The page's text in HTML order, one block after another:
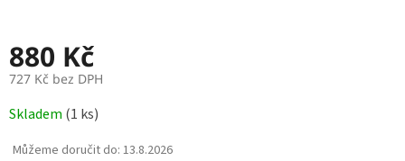
880 Kč
727 Kč bez DPH
cena:
Skladem (1 ks)
Můžeme doručit do: 13.8.2026